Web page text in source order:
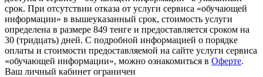
срок. При отсутствии отказа от услуги сервиса «обучающей
информации» в вышеуказанный срок, стоимость услуги
определена в размере 849 тенге и предоставляется сроком на
30 (тридцать) дней. С подробной информацией о порядке
оплаты и стоимости предоставляемой на сайте услуги сервиса
«обучающей информации», можно ознакомиться в Оферте.
Ваш личный кабинет ограничен